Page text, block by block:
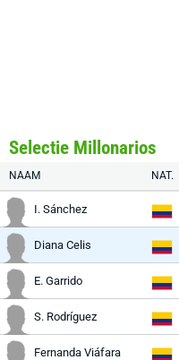
Selectie Millonarios
NAAM NAT.
I. Sánchez
Diana Celis
E. Garrido
S. Rodríguez
Fernanda Viáfara